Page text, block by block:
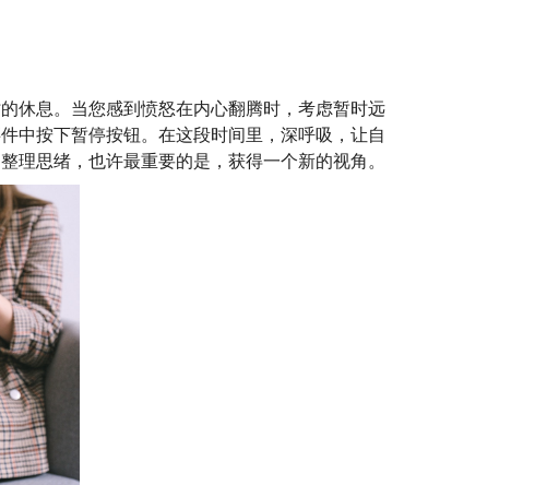
休息。当您感到愤怒在内心翻腾时，考虑暂时远
中按下暂停按钮。在这段时间里，深呼吸，让自
理思绪，也许最重要的是，获得一个新的视角。